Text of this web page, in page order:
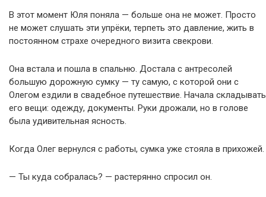
В этот момент Юля поняла — больше она не может. Просто
не может слушать эти упрёки, терпеть это давление, жить в
постоянном страхе очередного визита свекрови.
Она встала и пошла в спальню. Достала с антресолей
большую дорожную сумку — ту самую, с которой они с
Олегом ездили в свадебное путешествие. Начала складывать
его вещи: одежду, документы. Руки дрожали, но в голове
была удивительная ясность.
Когда Олег вернулся с работы, сумка уже стояла в прихожей.
— Ты куда собралась? — растерянно спросил он.